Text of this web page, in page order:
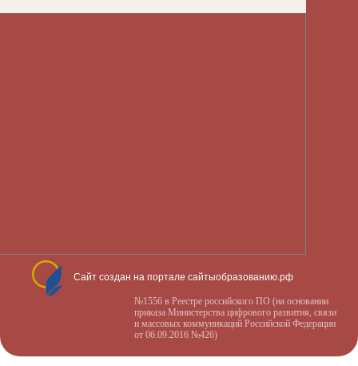
Сайт создан на портале сайтыобразованию.рф
№1556 в Реестре российского ПО (на основании
приказа Министерства цифрового развития, связи
и массовых коммуникаций Российской Федерации
от 06.09.2016 №426)